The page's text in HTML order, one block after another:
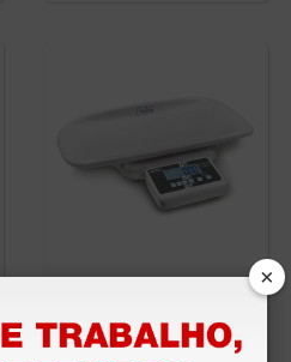
×